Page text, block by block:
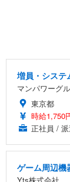
増員・システ
マンパワーグ
東京都
時給1,750
正社員 /
ゲーム周辺機
Yts株式会社